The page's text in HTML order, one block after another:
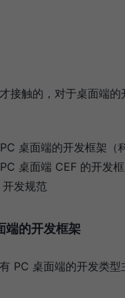
接触的，对于桌面端的
桌面端的开发框架（
桌面端 CEF 的开发
发规范
端的开发框架
PC 桌面端的开发类型